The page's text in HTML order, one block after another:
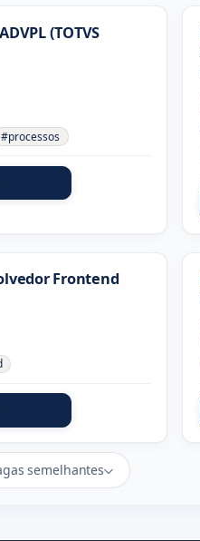
(TOTVS
#processos
Frontend
semelhantes